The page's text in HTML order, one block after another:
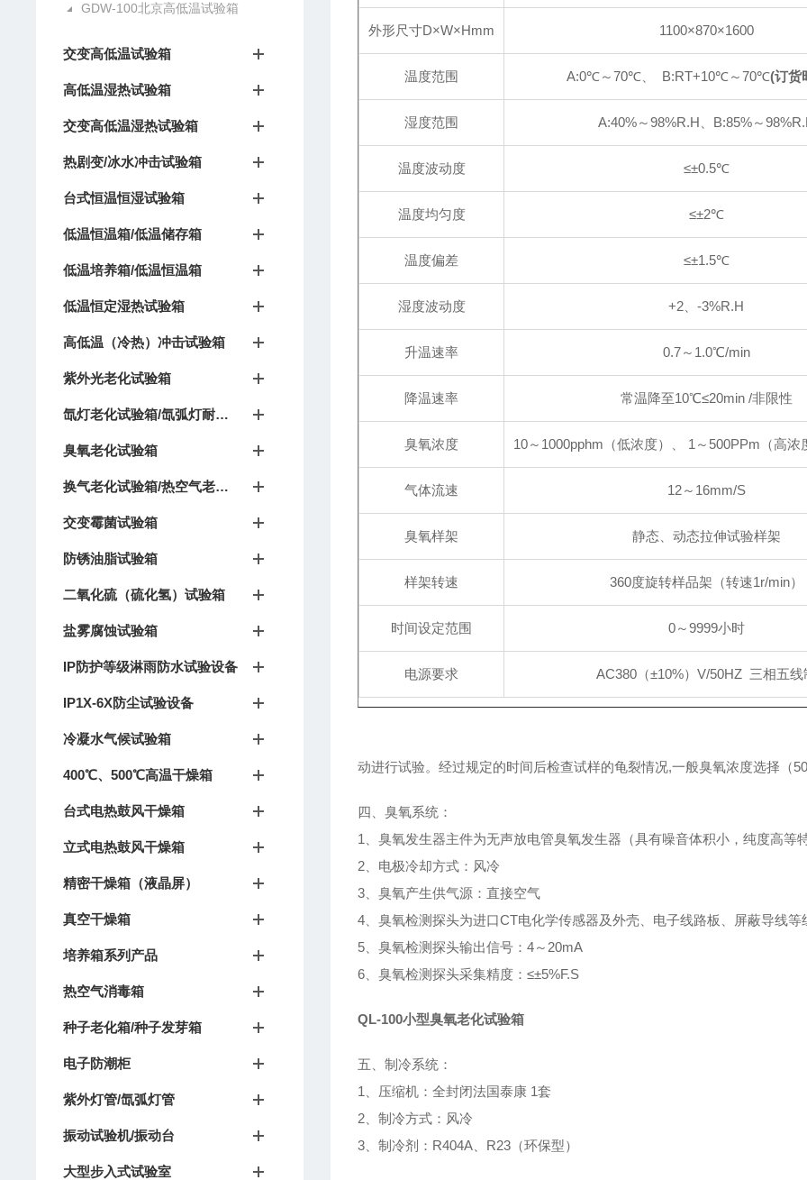
GDW-100北京高低温试验箱
交变高低温试验箱
高低温湿热试验箱
交变高低温湿热试验箱
热剧变/冰水冲击试验箱
台式恒温恒湿试验箱
低温恒温箱/低温储存箱
低温培养箱/低温恒温箱
低温恒定湿热试验箱
高低温（冷热）冲击试验箱
紫外光老化试验箱
氙灯老化试验箱/氙弧灯耐候试验箱
臭氧老化试验箱
换气老化试验箱/热空气老化箱
交变霉菌试验箱
防锈油脂试验箱
二氧化硫（硫化氢）试验箱
盐雾腐蚀试验箱
IP防护等级淋雨防水试验设备
IP1X-6X防尘试验设备
冷凝水气候试验箱
400℃、500℃高温干燥箱
台式电热鼓风干燥箱
立式电热鼓风干燥箱
精密干燥箱（液晶屏）
真空干燥箱
培养箱系列产品
热空气消毒箱
种子老化箱/种子发芽箱
电子防潮柜
紫外灯管/氙弧灯管
振动试验机/振动台
大型步入式试验室
外形尺寸D×W×Hmm 1100×870×1600
温度范围 A:0℃～70℃、 B:RT+10℃～70℃(订货
湿度范围 A:40%～98%R.H、B:85%～
温度波动度 ≤±0.5℃
温度均匀度 ≤±2℃
温度偏差 ≤±1.5℃
湿度波动度 +2、-3%R.H
升温速率 0.7～1.0℃/min
降温速率 常温降至10℃≤20min /非限性
臭氧浓度 10～1000pphm（低浓度）、 1～500PPm（高
气体流速 12～16mm/S
臭氧样架 静态、动态拉伸试验样架
样架转速 360度旋转样品架（转速1r/min）
时间设定范围 0～9999小时
电源要求 AC380（±10%）V/50HZ 三相五线
动进行试验。经过规定的时间后检查试样的龟裂情况,一般臭氧浓度选择（
四、臭氧系统：
1、臭氧发生器主件为无声放电管臭氧发生器（具有噪音体积小，纯度高等
2、电极冷却方式：风冷
3、臭氧产生供气源：直接空气
4、臭氧检测探头为进口CT电化学传感器及外壳、电子线路板、屏蔽导线等
5、臭氧检测探头输出信号：4～20mA
6、臭氧检测探头采集精度：≤±5%F.S
QL-100小型臭氧老化试验箱
五、制冷系统：
1、压缩机：全封闭法国泰康 1套
2、制冷方式：风冷
3、制冷剂：R404A、R23（环保型）